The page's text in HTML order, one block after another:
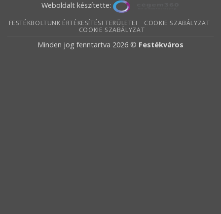
Weboldalt készítette:
FESTÉKBOLTUNK ÉRTÉKESÍTÉSI TERÜLETEI
COOKIE SZABÁLYZAT
COOKIE SZABÁLYZAT
Minden jog fenntartva 2026 © Festékváros